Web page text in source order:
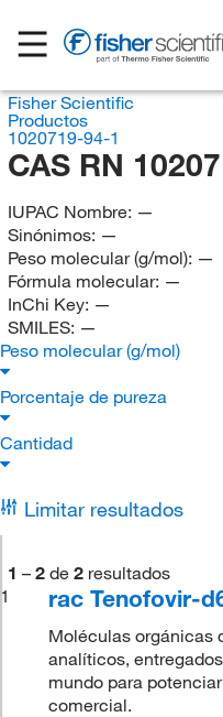
Fisher Scientific
Productos
1020719-94-1
CAS RN
IUPAC Nombre: —
Sinónimos: —
Peso molecular (g/mol): —
Fórmula molecular: —
InChi Key: —
SMILES: —
Peso molecular (g/mol)
Porcentaje de pureza
Cantidad
Limitar resultados
1 – 2 de 2 resultados
1
rac Tenofovir-
Moléculas orgánicas
analíticos,
mundo para
comercial.